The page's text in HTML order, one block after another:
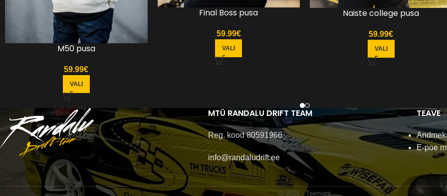
M50 pusa
59.99€
VALI
Final Boss pusa
59.99€
VALI
Naiste college pusa
59.99€
VALI
MTÜ RANDALU DRIFT TEAM
Reg. kood 80591966
info@randaludrift.ee
TEAVE
E-poe
© 2026 - Teemant